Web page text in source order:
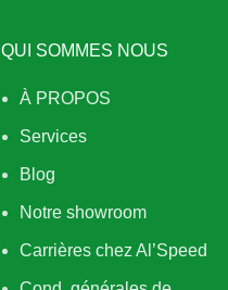
QUI SOMMES NOUS
À PROPOS
Services
Blog
Notre showroom
Carrières chez Al’Speed